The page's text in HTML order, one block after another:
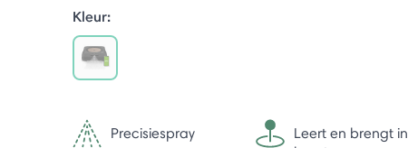
Kleur:
Precisiespray
Leert en brengt in